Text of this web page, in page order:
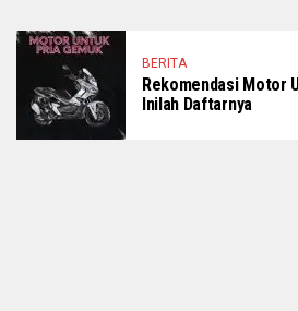
BERITA
Rekomendasi Motor
Inilah Daftarnya